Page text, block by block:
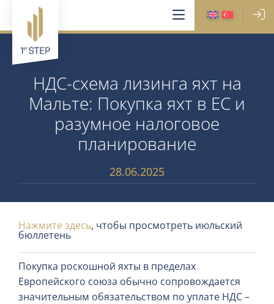
НДС-схема лизинга яхт на
Мальте: Покупка яхт в ЕС и
разумное налоговое
планирование
28.06.2025
Нажмите здесь, чтобы просмотреть июльский
бюллетень
Покупка роскошной яхты в пределах
Европейского союза обычно сопровождается
значительным обязательством по уплате НДС –